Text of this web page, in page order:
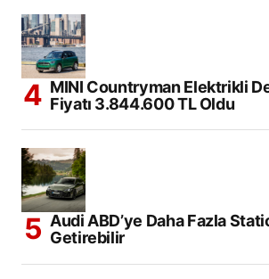
MINI Countryman Elektrikli
Fiyatı 3.844.600 TL Oldu
Audi ABD’ye Daha Fazla
Getirebilir